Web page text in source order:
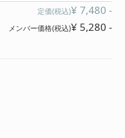
定価(税込)¥ 7,480 -
メンバー価格(税込)¥ 5,280 -